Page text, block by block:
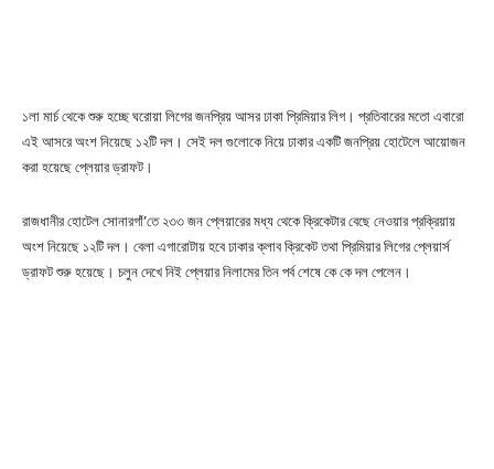
১লা মার্চ থেকে শুরু হচ্ছে ঘরোয়া লিগের জনপ্রিয় আসর ঢাকা প্রিমিয়ার লিগ। প্রতিবারের মতো এবারো
এই আসরে অংশ নিয়েছে ১২টি দল। সেই দল গুলোকে নিয়ে ঢাকার একটি জনপ্রিয় হোটেলে আয়োজন
করা হয়েছে প্লেয়ার ড্রাফট।
রাজধানীর হোটেল সোনারগাঁ’তে ২৩৩ জন প্লেয়ারের মধ্য থেকে ক্রিকেটার বেছে নেওয়ার প্রক্রিয়ায়
অংশ নিয়েছে ১২টি দল। বেলা এগারোটায় হবে ঢাকার ক্লাব ক্রিকেট তথা প্রিমিয়ার লিগের প্লেয়ার্স
ড্রাফট শুরু হয়েছে। চলুন দেখে নিই প্লেয়ার নিলামের তিন পর্ব শেষে কে কে দল পেলেন।